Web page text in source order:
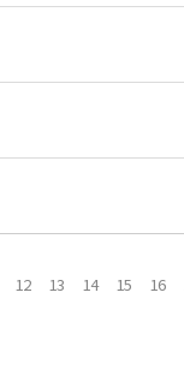
12 13 14 15 16